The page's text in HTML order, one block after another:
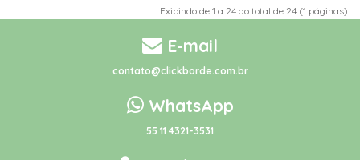
Exibindo de 1 a 24 do total de 24 (1 páginas)
E-mail
contato@clickborde.com.br
WhatsApp
55 11 4321-3531